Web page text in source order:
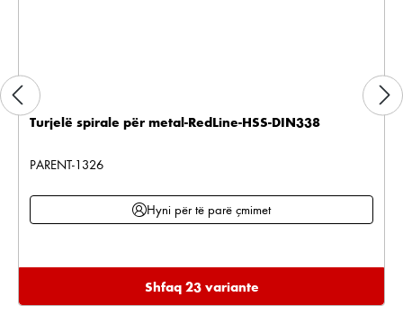
Turjelë spirale për metal-RedLine-HSS-DIN338
PARENT-1326
Hyni për të parë çmimet
Shfaq 23 variante